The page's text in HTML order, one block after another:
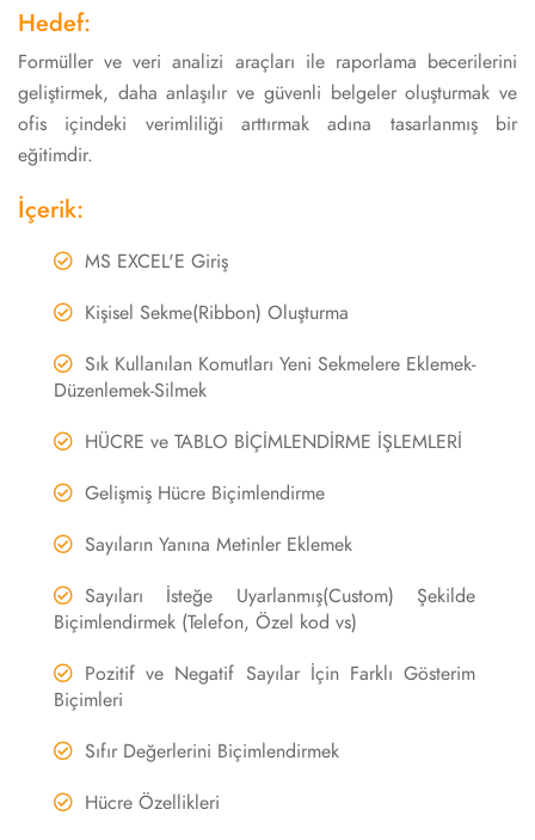
Hedef:
Formüller ve veri analizi araçları ile raporlama becerilerini
geliştirmek, daha anlaşılır ve güvenli belgeler oluşturmak ve
ofis içindeki verimliliği arttırmak adına tasarlanmış bir
eğitimdir.
İçerik:
MS EXCEL'E Giriş
Kişisel Sekme(Ribbon) Oluşturma
Sık Kullanılan Komutları Yeni Sekmelere Eklemek-
Düzenlemek-Silmek
HÜCRE ve TABLO BİÇİMLENDİRME İŞLEMLERİ
Gelişmiş Hücre Biçimlendirme
Sayıların Yanına Metinler Eklemek
Sayıları İsteğe Uyarlanmış(Custom) Şekilde
Biçimlendirmek (Telefon, Özel kod vs)
Pozitif ve Negatif Sayılar İçin Farklı Gösterim
Biçimleri
Sıfır Değerlerini Biçimlendirmek
Hücre Özellikleri